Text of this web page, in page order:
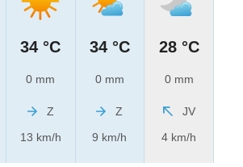
34 °C
0 mm
Z
13 km/h
34 °C
0 mm
Z
9 km/h
28 °C
0 mm
JV
4 km/h